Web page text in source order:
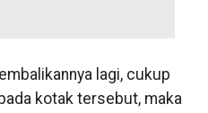
lagi, cukup
kotak tersebut, maka